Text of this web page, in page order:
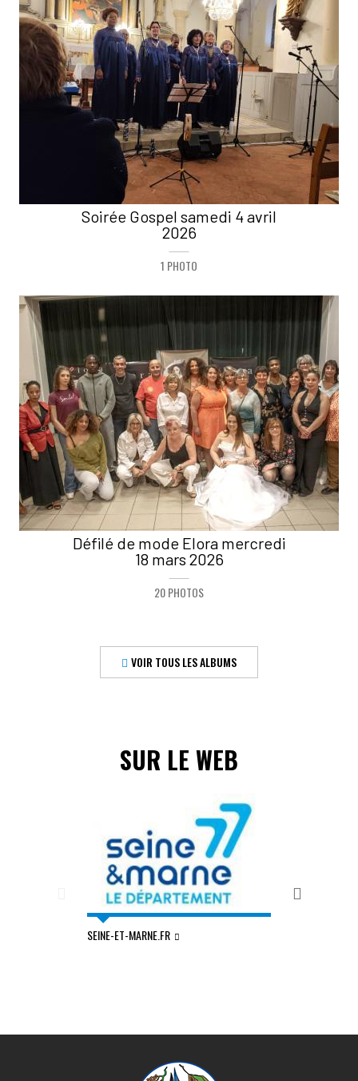
Soirée Gospel samedi 4 avril
2026
1 PHOTO
Défilé de mode Elora mercredi
18 mars 2026
20 PHOTOS
VOIR TOUS LES ALBUMS
SUR LE WEB
SEINE-ET-MARNE.FR